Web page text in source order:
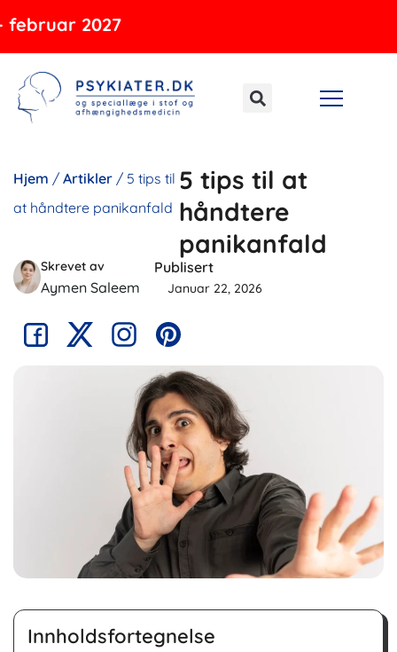
Gå
indholdet
2027
Hjem / Artikler / 5 tips til
at håndtere panikanfald
5 tips til at
håndtere
panikanfald
Skrevet av
Aymen Saleem
Publisert
Januar 22, 2026
Innholdsfortegnelse